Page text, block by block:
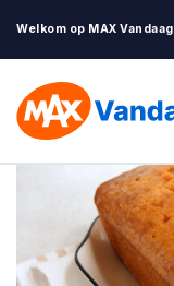
Welkom op MAX Vandaag